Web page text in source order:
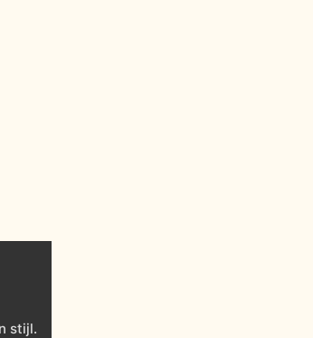
stijl.